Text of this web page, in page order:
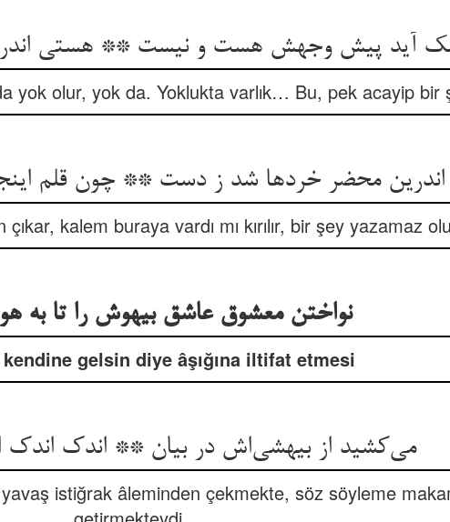
آید پیش وجهش هست و نیست ** هستی اندر
yok olur, yok da. Yoklukta varlık… Bu, pek acayip bir
اندرین محضر خردها شد ز دست ** چون قلم
kalem buraya vardı mı kırılır, bir şey yazamaz
نواختن معشوق عاشق بیهوش را تا به
gelsin diye âşığına iltifat etmesi
می‌کشید از بیهشی‌اش در بیان ** اندک اندک
yavaş istiğrak âleminden çekmekte, söz söyleme